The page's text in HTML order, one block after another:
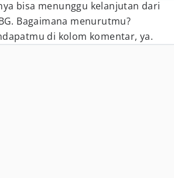
bisa menunggu kelanjutan dari
Bagaimana menurutmu?
di kolom komentar, ya.